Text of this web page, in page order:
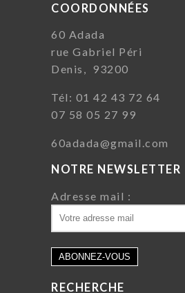
COORDONNÉES
60
rue Gabriel Péri
Denis, 93200
Tél: 01 42 43
07 58 05 27 99
60adada@gmail.com
NOTRE NEWSLETTER
Adresse mail :
RECHERCHE